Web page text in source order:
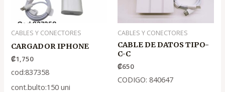
CABLES Y CONECTORES
CARGADOR IPHONE
₡1,750
cod:837358
cont.bulto:150 uni
CABLES Y CONECTORES
CABLE DE DATOS TIPO-
C-C
₡650
CODIGO: 840647